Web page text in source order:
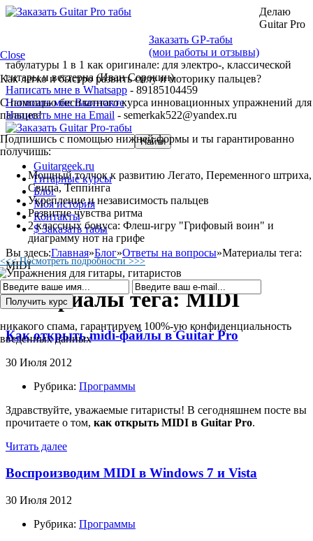
Заказать GP-табы
(мои работы и отзывы)
Делаю
Guitar Pro
табулатуры 1 в 1 как оригинале: для электро-, классической
гитары и вестерна (Иван Сорокин)
Написать мне в Whatsapp - 89185104459
Написать мне Вконтакте
Написать мне на Email - semerkak522@yandex.ru
Guitargeek.ru
Гитарные курсы
Блог
Моя история
Контакты
$ Заказать табы
Вы здесь:Главная»Блог»Ответы на вопросы»Материалы тега:
MIDI
Материалы тега: MIDI
Как открыть midi-файлы в Guitar Pro
30 Июля 2012
Рубрика: Программы
Здравствуйте, уважаемые гитаристы! В сегодняшнем посте вы
прочитаете о том, как открыть MIDI в Guitar Pro.
Читать далее
Воспроизводим MIDI в Windows 7 и Vista
30 Июля 2012
Рубрика: Программы
Close
Как легко и быстро развить силу и моторику пальцев?
С помощью бесплатного курса инновационных упражнений для
пальцев!
Подпишись с помощью нижней формы и ты гарантированно
получишь:
Мощный толчок к развитию Легато, Переменного штриха,
Свипа, Теппинга
Укрепление и независимость пальцев
Развитие чувства ритма
2 классных бонуса: Флеш-игру "Грифовый воин" и
диаграмму нот на грифе
<<< Посмотреть подробности >>>
никакого спама, гарантируем 100%-ую конфиденциальность
введенных данных